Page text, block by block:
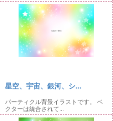
星空、宇宙、銀河、シ...
パーティクル背景イラストです。 ベ
クターは統合されて...